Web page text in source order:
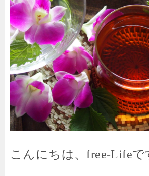
こんにちは、free-Lifeで